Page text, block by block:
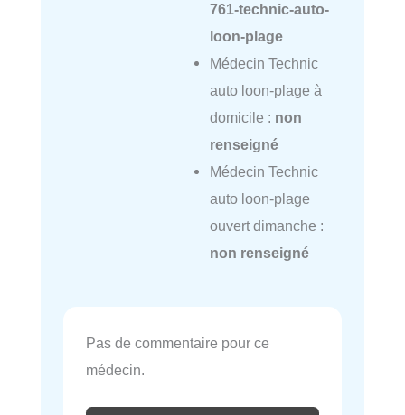
761-technic-auto-
loon-plage
Médecin Technic
auto loon-plage à
domicile : non
renseigné
Médecin Technic
auto loon-plage
ouvert dimanche :
non renseigné
Pas de commentaire pour ce
médecin.